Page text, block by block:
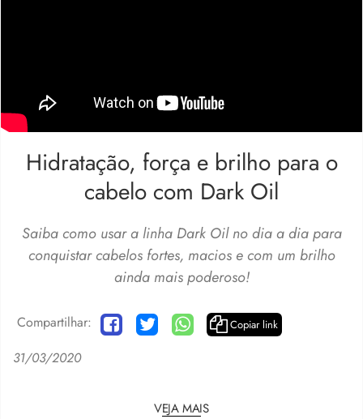
Hidratação, força e brilho para o
cabelo com Dark Oil
Saiba como usar a linha Dark Oil no dia a dia para
conquistar cabelos fortes, macios e com um brilho
ainda mais poderoso!
Compartilhar: Copiar link
31/03/2020
VEJA MAIS